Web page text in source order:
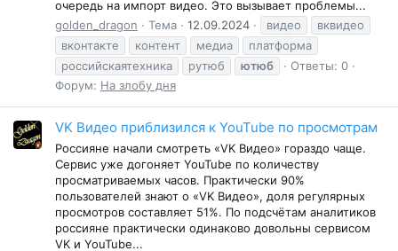
очередь на импорт видео. Это вызывает проблемы...
golden_dragon
Тема 12.09.2024 видео
вквидео
вконтакте
контент медиа
платформа
российскаятехника
рутюб ютюб
Ответы: 0
Форум: На злобу дня
VK Видео приблизился к YouTube по просмотрам
Россияне начали смотреть «VK Видео» гораздо чаще.
Сервис уже догоняет YouTube по количеству
просматриваемых часов. Практически 90%
пользователей знают о «VK Видео», доля регулярных
просмотров составляет 51%. По подсчётам аналитиков
россияне практически одинаково довольны сервисом
VK и YouTube...